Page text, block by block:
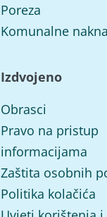
Poreza
Komunalne
Izdvojeno
Obrasci
Pravo na pristup
informacijama
Zaštita osobnih
Politika kolačića